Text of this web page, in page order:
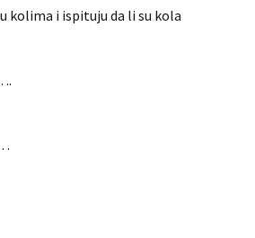
kolima i ispituju da li su kola